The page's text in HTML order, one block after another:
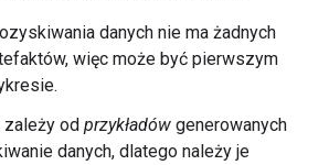
danych nie ma żadnych
więc może być pierwszym
zależy od przykładów generowanych
danych, dlatego należy je